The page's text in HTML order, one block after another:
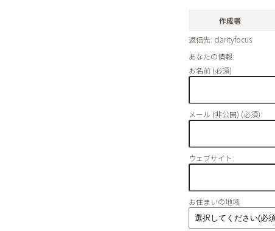
作成者
返信先: clarityfocus
あなたの情報:
お名前 (必須)
メール (非公開) (必須):
ウェブサイト:
お住まいの地域